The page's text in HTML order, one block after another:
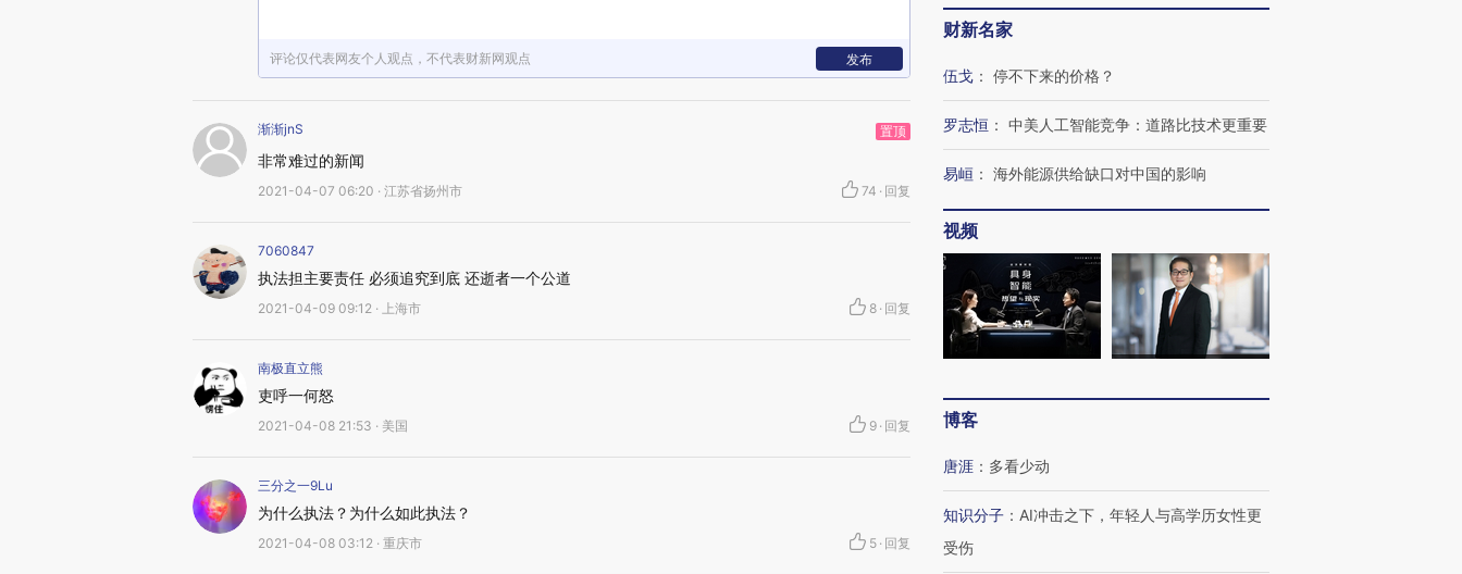
评论仅代表网友个人观点，不代表财新网观点 发布
渐渐jnS 置顶
非常难过的新闻
2021-04-07 06:20 · 江苏省扬州市 74 · 回复
7060847
执法担主要责任 必须追究到底 还逝者一个公道
2021-04-09 09:12 · 上海市 8 · 回复
南极直立熊
吏呼一何怒
2021-04-08 21:53 · 美国 9 · 回复
三分之一9Lu
为什么执法？为什么如此执法？
2021-04-08 03:12 · 重庆市 5 · 回复
财新名家
伍戈 ： 停不下来的价格？
罗志恒 ： 中美人工智能竞争：道路比技术更重要
易峘 ： 海外能源供给缺口对中国的影响
视频
博客
唐涯 ： 多看少动
知识分子 ： AI冲击之下，年轻人与高学历女性更
受伤